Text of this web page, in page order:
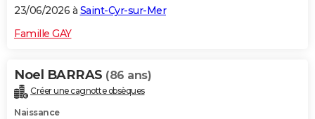
23/06/2026 à Saint-Cyr-sur-Mer
Famille GAY
Noel BARRAS (86 ans)
Créer une cagnotte obsèques
Naissance